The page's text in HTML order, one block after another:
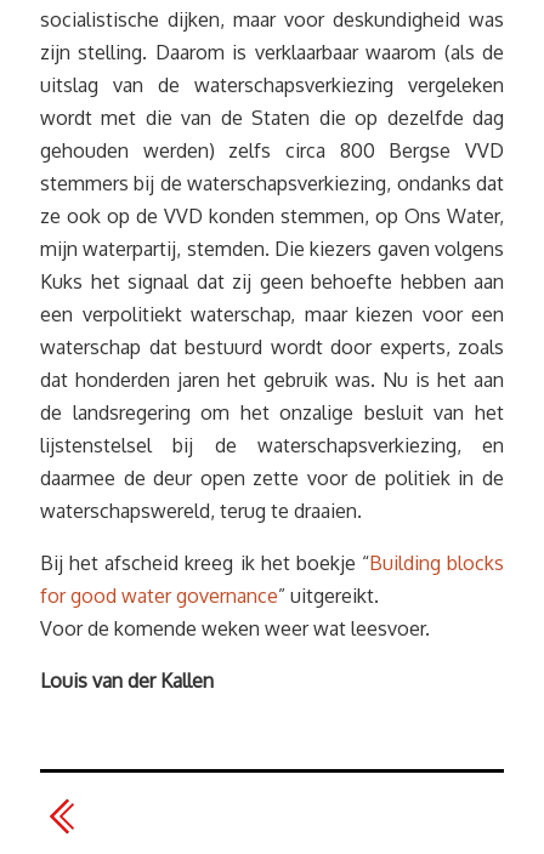
socialistische dijken, maar voor deskundigheid was
zijn stelling. Daarom is verklaarbaar waarom (als de
uitslag van de waterschapsverkiezing vergeleken
wordt met die van de Staten die op dezelfde dag
gehouden werden) zelfs circa 800 Bergse VVD
stemmers bij de waterschapsverkiezing, ondanks dat
ze ook op de VVD konden stemmen, op Ons Water,
mijn waterpartij, stemden. Die kiezers gaven volgens
Kuks het signaal dat zij geen behoefte hebben aan
een verpolitiekt waterschap, maar kiezen voor een
waterschap dat bestuurd wordt door experts, zoals
dat honderden jaren het gebruik was. Nu is het aan
de landsregering om het onzalige besluit van het
lijstenstelsel bij de waterschapsverkiezing, en
daarmee de deur open zette voor de politiek in de
waterschapswereld, terug te draaien.
Bij het afscheid kreeg ik het boekje “Building blocks
for good water governance” uitgereikt.
Voor de komende weken weer wat leesvoer.
Louis van der Kallen